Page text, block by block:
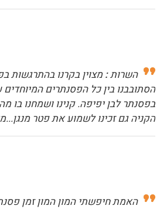
השרות:מצוין בקרנו בהתרגשות
הסתובבנו בין כל הפסנתרים
בפסנתר לבן יפיפה. קנינו ושמחנו בו
הקניה גם זכינו לשמוע את פטר
האמת חיפשתי המון המון זמן